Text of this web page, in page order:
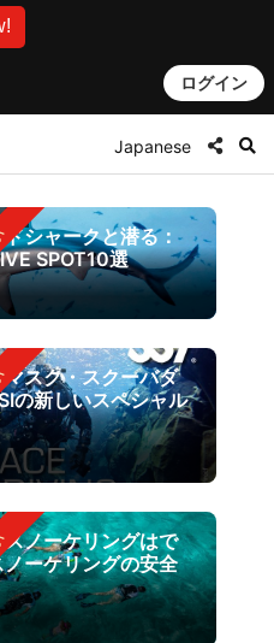
ログイン
Japanese
シャークと潜る：
SPOT10選
スク・スクーバダ
の新しいスペシャル
ノーケリングはで
ーケリングの安全